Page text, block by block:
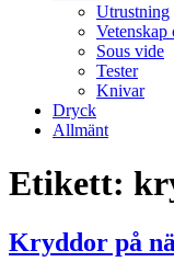
Utrustning
Vetenskap
Sous vide
Tester
Knivar
Dryck
Allmänt
Etikett:
Kryddor på